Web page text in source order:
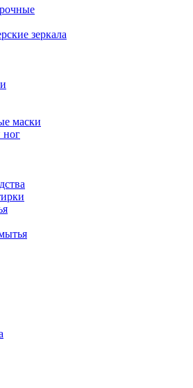
зеркала
маски
ног